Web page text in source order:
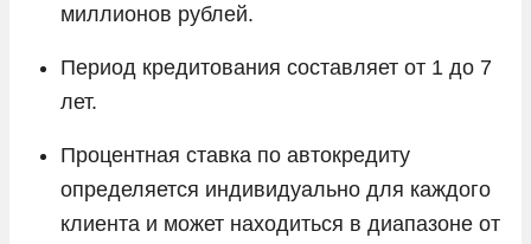
миллионов рублей.
Период кредитования составляет от 1 до 7
лет.
Процентная ставка по автокредиту
определяется индивидуально для каждого
клиента и может находиться в диапазоне от